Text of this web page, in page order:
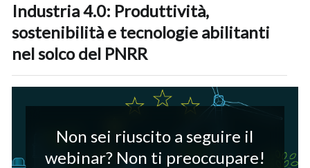
Industria 4.0: Produttività,
sostenibilità e tecnologie abilitanti
nel solco del PNRR
Non sei riuscito a seguire il
webinar? Non ti preoccupare!